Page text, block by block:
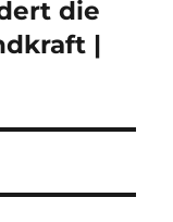
die
|